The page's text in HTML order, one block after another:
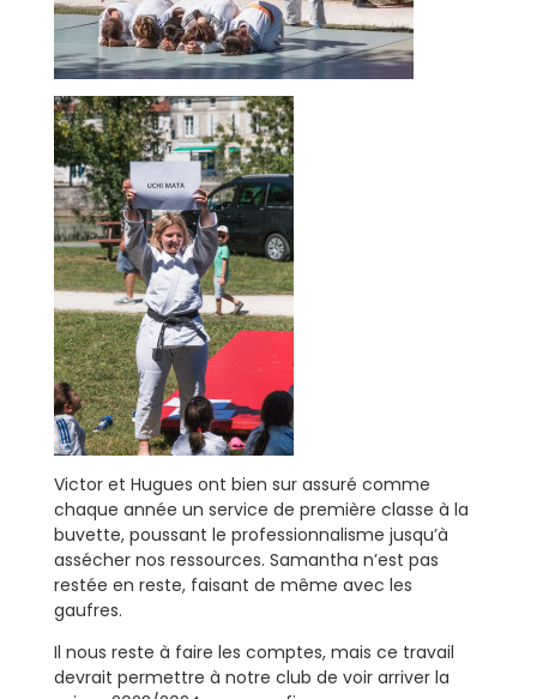
Victor et Hugues ont bien sur assuré comme
chaque année un service de première classe à la
buvette, poussant le professionnalisme jusqu’à
assécher nos ressources. Samantha n’est pas
restée en reste, faisant de même avec les
gaufres.
Il nous reste à faire les comptes, mais ce travail
devrait permettre à notre club de voir arriver la